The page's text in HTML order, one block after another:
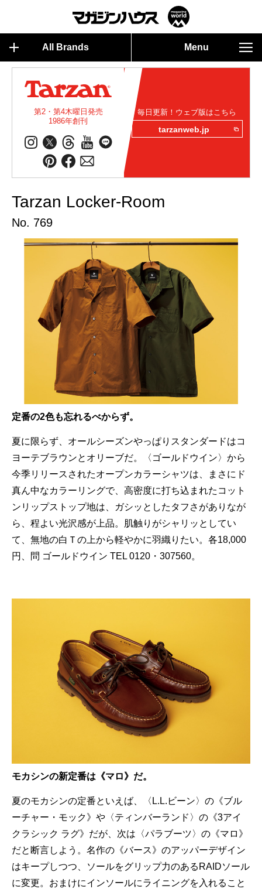
All Brands Menu
第2・第4木曜日発売
1986年創刊
毎日更新！ウェブ版はこちら
tarzanweb.jp
Tarzan Locker-Room
No. 769
定番の2色も忘れるべからず。
夏に限らず、オールシーズンやっぱりスタンダードはコ
ヨーテブラウンとオリーブだ。〈ゴールドウイン〉から
今季リリースされたオープンカラーシャツは、まさにド
真ん中なカラーリングで、高密度に打ち込まれたコット
ンリップストップ地は、ガシッとしたタフさがありなが
ら、程よい光沢感が上品。肌触りがシャリッとしてい
て、無地の白Ｔの上から軽やかに羽織りたい。各18,000
円、問 ゴールドウイン TEL 0120・307560。
モカシンの新定番は《マロ》だ。
夏のモカシンの定番といえば、〈L.L.ビーン〉の《ブル
ーチャー・モック》や〈ティンバーランド〉の《3アイ
クラシック ラグ》だが、次は〈パラブーツ〉の《マロ》
だと断言しよう。名作の《バース》のアッパーデザイン
はキープしつつ、ソールをグリップ力のあるRAIDソール
に変更。おまけにインソールにライニングを入れること